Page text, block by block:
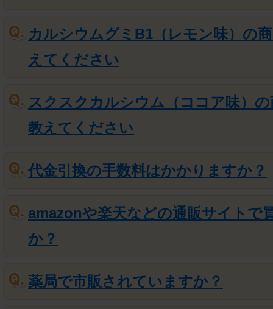
カルシウムグミB1（レモン味）の
えてください
スクスクカルシウム（ココア味）
教えてください
代金引換の手数料はかかりますか？
amazonや楽天などの通販サイトで
か？
薬局で市販されていますか？